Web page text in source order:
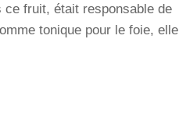
ce fruit, était responsable de
tonique pour le foie, elle